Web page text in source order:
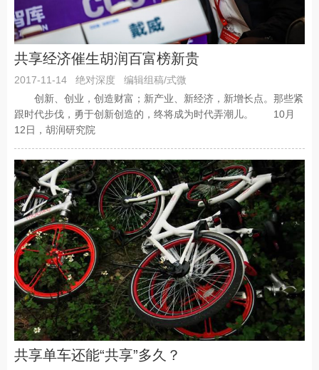
共享经济催生胡润百富榜新贵
2017-11-14 绝对深度
编辑组稿/式微
创新、创业，创造财富；新产业、新经济，新增长点。那些紧
跟时代步伐，勇于创新创造的，终将成为时代弄潮儿。 10月
12日，胡润研究院
共享单车还能“共享”多久？